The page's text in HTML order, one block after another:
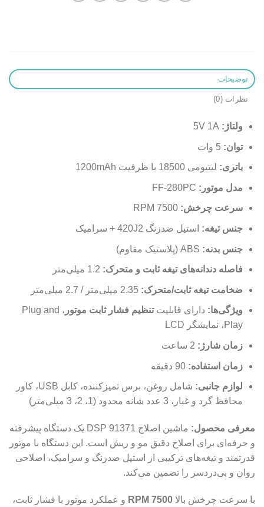
توضیحات
نظرات (0)
ولتاژ:
توان:
باتری: لیتیومی 18500 با ظرفیت 1200mAh
مدل موتور:
سرعت چرخش:
جنس تیغه: استیل ضدزنگ 420J2 + سرامیک
جنس بدنه:
فاصله دندانه‌های تیغه ثابت و متحرک:
ضخامت تیغه ثابت/متحرک:
ویژگی‌ها: دارای قابلیتتنظیم فشار ثابت موتور
، Plug and
Play، نمایشگر LCD
زمان شارژ:
زمان استفاده:
لوازم جانبی:
شامل روغن، برس تمیزکننده، کابل USB، کاور
محافظ گرد و غبار، 3 عدد شانه محدود (1، 2، 3 میلی‌متر)
معرفی محصول:
ماشین اصلاح DSP 91371 یک دستگاه پیشرفته
و حرفه‌ای برای اصلاح دقیق مو و ریش است. این دستگاه با موتور
قدرتمند و تیغه‌های ترکیبی از استیل ضدزنگ و سرامیک، اصلاحی
روان و بی‌دردسر را تضمین می‌کند.
با سرعت چرخش بالا 7500 RPM
و عملکرد موتور با فشار ثابت،